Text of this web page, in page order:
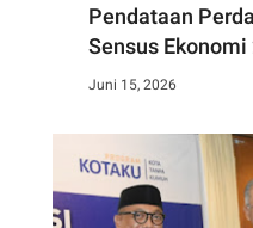
Pendataan
Sensus Ekonomi
Juni 15, 2026